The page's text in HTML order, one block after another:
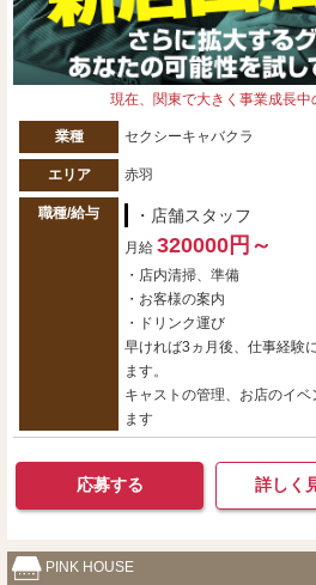
現在、関東で大きく事業成長中
業種 セクシーキャバクラ
エリア 赤羽
職種/給与 ・店舗スタッフ
月給 320000円～
・店内清掃、準備
・お客様の案内
・ドリンク運び
早ければ3ヵ月後、仕事経験
ます。
キャストの管理、お店のイ
ます
応募する 詳しく
PINK HOUSE